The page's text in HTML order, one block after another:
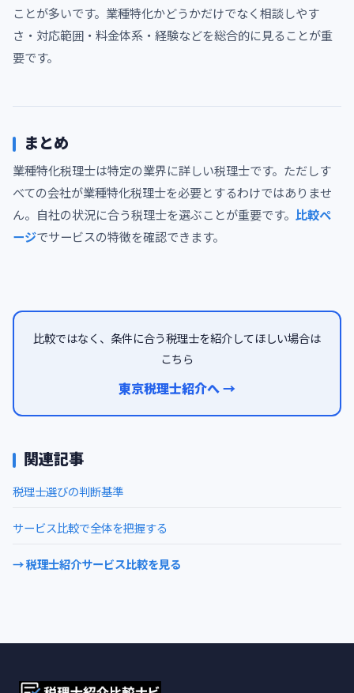
ことが多いです。業種特化かどうかだけでなく相談しやす
さ・対応範囲・料金体系・経験などを総合的に見ることが重
要です。
まとめ
業種特化税理士は特定の業界に詳しい税理士です。ただしす
べての会社が業種特化税理士を必要とするわけではありませ
ん。自社の状況に合う税理士を選ぶことが重要です。 比較ペ
ージでサービスの特徴を確認できます。
比較ではなく、条件に合う税理士を紹介してほしい場合は
こちら
東京税理士紹介へ →
関連記事
税理士選びの判断基準
サービス比較で全体を把握する
→ 税理士紹介サービス比較を見る